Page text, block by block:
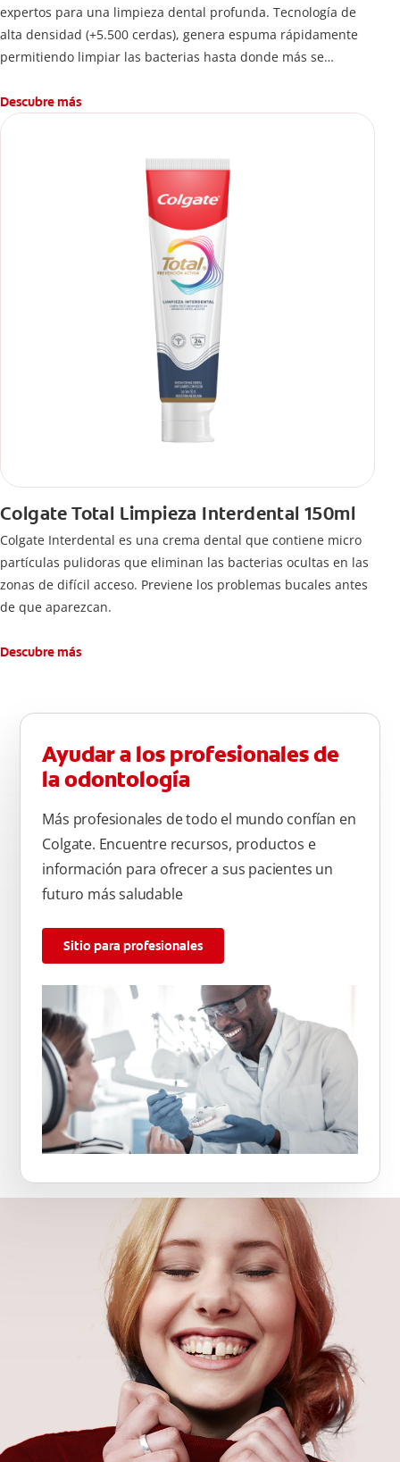
expertos para una limpieza dental profunda. Tecnología de
alta densidad (+5.500 cerdas), genera espuma rápidamente
permitiendo limpiar las bacterias hasta donde más se
Descubre más
Colgate Total Limpieza Interdental 150ml
Colgate Interdental es una crema dental que contiene micro
partículas pulidoras que eliminan las bacterias ocultas en las
zonas de difícil acceso. Previene los problemas bucales antes
de que aparezcan.
Descubre más
Ayudar a los profesionales de
la odontología
Más profesionales de todo el mundo confían en
Colgate. Encuentre recursos, productos e
información para ofrecer a sus pacientes un
futuro más saludable
Sitio para profesionales